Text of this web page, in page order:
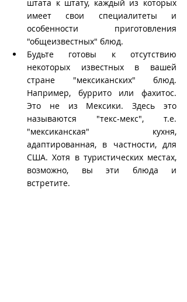
штата к штату, каждый из которых
имеет свои специалитеты и
особенности приготовления
"общеизвестных" блюд.
Будьте готовы к отсутствию
некоторых известных в вашей
стране "мексиканских" блюд.
Например, буррито или фахитос.
Это не из Мексики. Здесь это
называются "текс-мекс", т.е.
"мексиканская" кухня,
адаптированная, в частности, для
США. Хотя в туристических местах,
возможно, вы эти блюда и
встретите.